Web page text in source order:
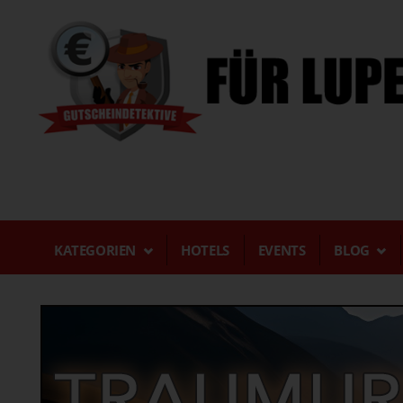
KATEGORIEN HOTELS EVENTS BLOG